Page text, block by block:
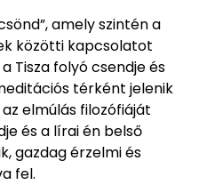
amely szintén a
közötti kapcsolatot
Tisza folyó csendje és
térként jelenik
elmúlás filozófiáját
és a lírai én belső
gazdag érzelmi és
fel.